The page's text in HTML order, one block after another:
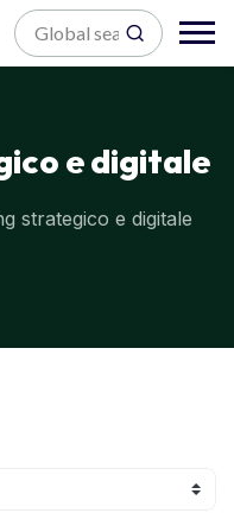
e digitale
strategico e digitale